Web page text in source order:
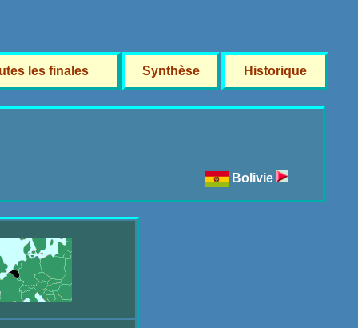
les finales Synthèse Historique
Bolivie